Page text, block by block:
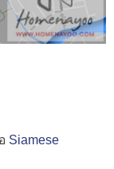
Siamese